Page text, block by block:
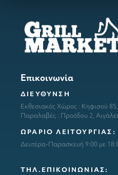
Επικοινωνία
ΔΙΕΥΘΥΝΣΗ
Εκθεσιακός Χώρος : Κηφισού
Παραλαβές : Προόδου 2,
ΩΡΑΡΙΟ ΛΕΙΤΟΥΡΓΙΑΣ:
Δευτέρα-Παρασκευή 9:00 με
ΤΗΛ.ΕΠΙΚΟΙΝΩΝΙΑΣ: